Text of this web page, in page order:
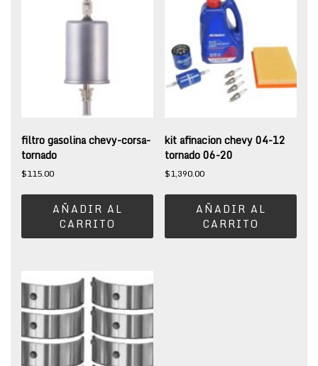
filtro gasolina chevy-corsa-
tornado
$115.00
AÑADIR AL
CARRITO
kit afinacion chevy 04-12
tornado 06-20
$1,390.00
AÑADIR AL
CARRITO